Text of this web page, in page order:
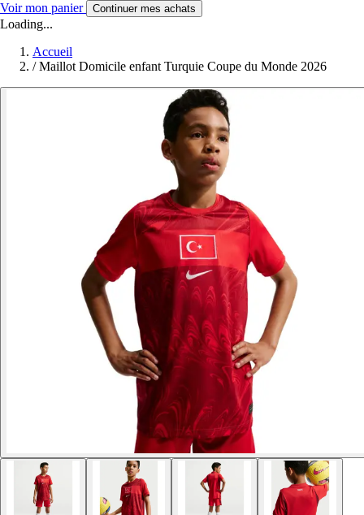
Voir mon panier Continuer mes achats
Loading...
Accueil
/ Maillot Domicile enfant Turquie Coupe du Monde 2026